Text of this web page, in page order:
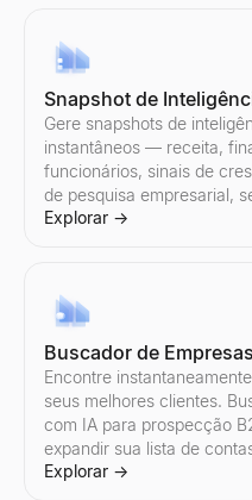
Gerador de Respostas
Cole a resposta de um
Explorar→
Explorar
Gerador de E-mail de
Descreva seu último
Explorar→
Snapshot de
Gere snapshots de
instantâneos — receita,
funcionários, sinais de
de pesquisa empresarial,
Explorar →
Buscador de
Encontre
seus melhores clientes.
com IA para prospecção
expandir sua lista de
Explorar →